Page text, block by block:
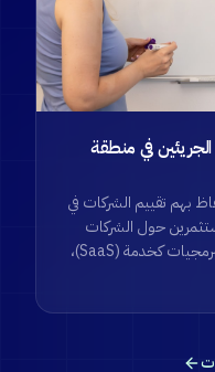
في منطقة
بهم تقييم الشركات في
حول الشركات
الناشئة في مجال الذكاء الاصطناعي، البرمجيات كخدمة (SaaS)،